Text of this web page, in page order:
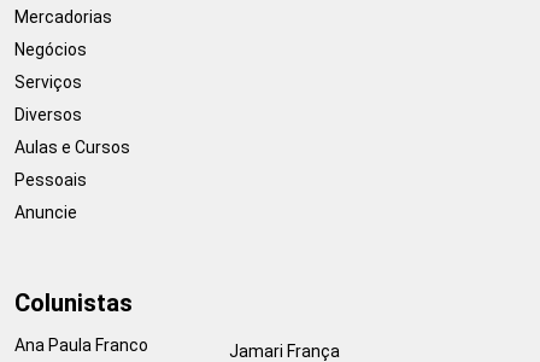
Mercadorias
Negócios
Serviços
Diversos
Aulas e Cursos
Pessoais
Anuncie
Colunistas
Ana Paula Franco
Jamari França